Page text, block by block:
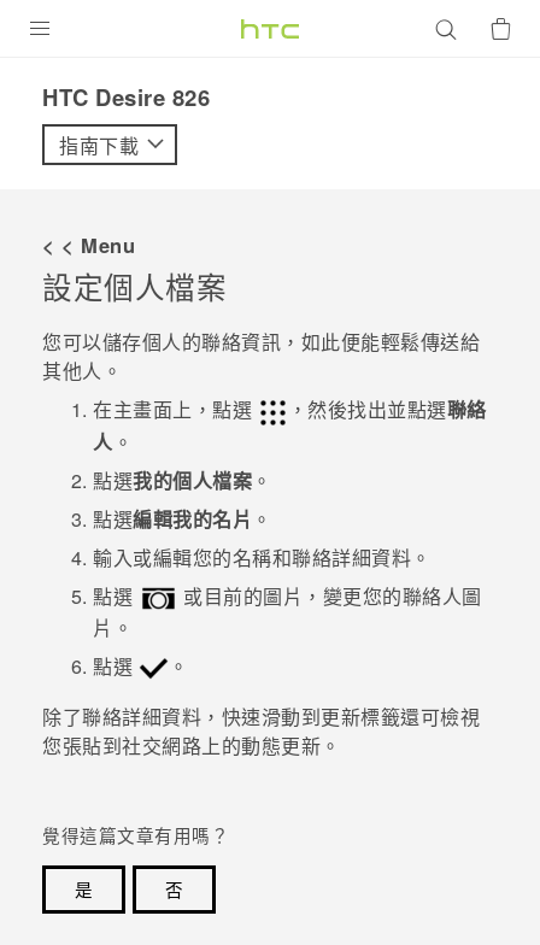
VIVE
配件
優惠專區
焦點訊息
校園專案
企業採購
銷售通路
支援服務
VIVELAND
HTC Desire 826‎
指南下載
< < Menu
設定個人檔案
您可以儲存個人的聯絡資訊，如此便能輕鬆傳送給
其他人。
在主畫面上，點選 ，然後找出並點選聯絡
人 。
點選我的個人檔案 。
點選編輯我的名片 。
輸入或編輯您的名稱和聯絡詳細資料。
點選
或目前的圖片，變更您的聯絡人圖
片。
點選
。
除了聯絡詳細資料，快速滑動到更新標籤還可檢視
您張貼到社交網路上的動態更新。
覺得這篇文章有用嗎？
是
否